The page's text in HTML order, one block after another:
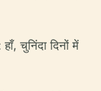
चुनिंदा दिनों में